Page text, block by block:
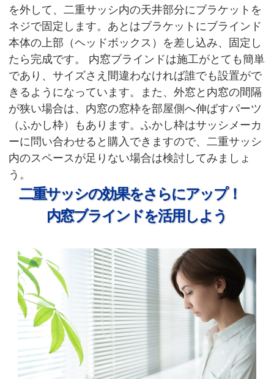
を外して、二重サッシ内の天井部分にブラケットを
ネジで固定します。あとはブラケットにブラインド
本体の上部（ヘッドボックス）を差し込み、固定し
たら完成です。
内窓ブラインドは施工がとても簡単
であり、サイズさえ間違わなければ誰でも設置がで
きるようになっています。また、外窓と内窓の間隔
が狭い場合は、内窓の窓枠を部屋側へ伸ばすパーツ
（ふかし枠）もあります。ふかし枠はサッシメーカ
ーに問い合わせると購入できますので、二重サッシ
内のスペースが足りない場合は検討してみましょ
う。
二重サッシの効果をさらにアップ！
内窓ブラインドを活用しよう